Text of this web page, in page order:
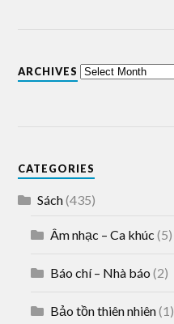
ARCHIVES
CATEGORIES
Sách(435)
Âm nhạc – Ca khúc (5)
Báo chí – Nhà báo (2)
Bảo tồn thiên nhiên(1)